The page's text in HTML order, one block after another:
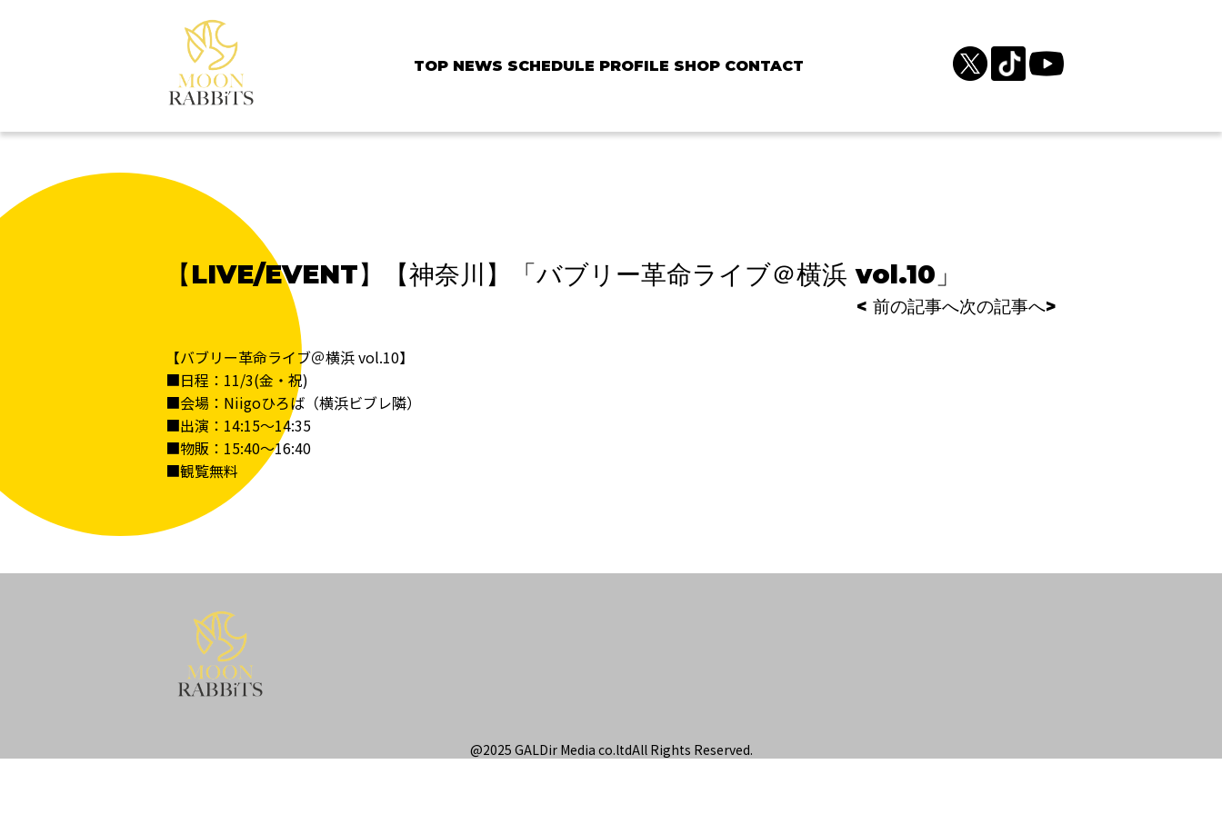
TOP NEWS SCHEDULE PROFILE SHOP CONTACT
【LIVE/EVENT】【神奈川】「バブリー革命ライブ＠横浜 vol.10」
< 前の記事へ次の記事へ>
【バブリー革命ライブ＠横浜 vol.10】
■日程：11/3(金・祝)
■会場：Niigoひろば（横浜ビブレ隣）
■出演：14:15～14:35
■物販：15:40～16:40
■観覧無料
@2025 GALDir Media co.ltdAll Rights Reserved.